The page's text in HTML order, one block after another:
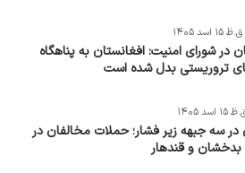
در شورای امنیت: افغانستان به پناهگاه
تروریستی بدل شده است
در سه جبهه زیر فشار؛ حملات مخالفان در
بدخشان و قندهار